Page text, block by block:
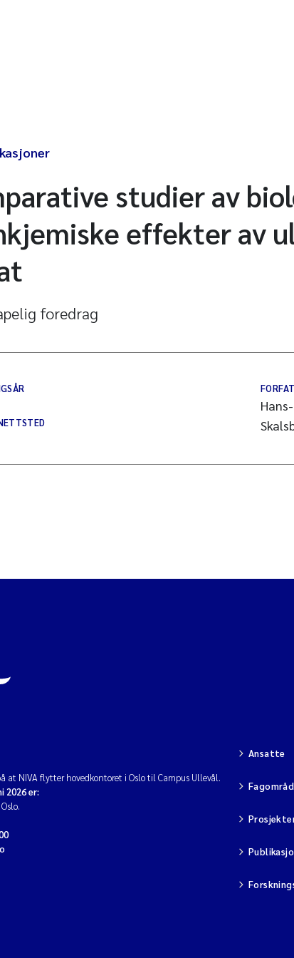
studier av
effekter av
foredrag
at NIVA flytter hovedkontoret i Oslo til Campus Ullevål.
2026 er:
Ansatte